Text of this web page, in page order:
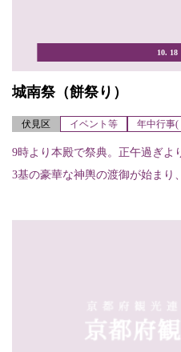
10. 18
城南祭（餅祭り）
伏見区 イベント等 年中行事
9時より本殿で祭典。正午過ぎよ
3基の豪華な神輿の渡御が始まり